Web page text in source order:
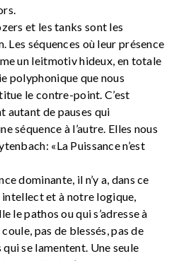
et les tanks sont les
séquences où leur présence
un leitmotiv hideux, en totale
polyphonique que nous
le contre-point. C’est
autant de pauses qui
séquence à l’autre. Elles nous
«La Puissance n’est
dominante, il n’y a, dans ce
intellect et à notre logique,
le pathos ou qui s’adresse à
pas de blessés, pas de
se lamentent. Une seule